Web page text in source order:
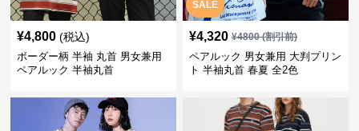
¥4,800 (税込)
ボーダー柄 半袖 丸首 男女兼用
ペアルック 半袖丸首
SALE
¥4,320 ¥4800(割引前)
ペアルック 男女兼用 大判プリン
ト 半袖丸首 春夏 全2色